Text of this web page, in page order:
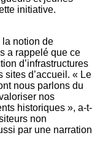
initiative.
notion de
a rappelé que ce
d’infrastructures
sites d’accueil. « Le
nous parlons du
nos
historiques », a-t-
non
par une narration